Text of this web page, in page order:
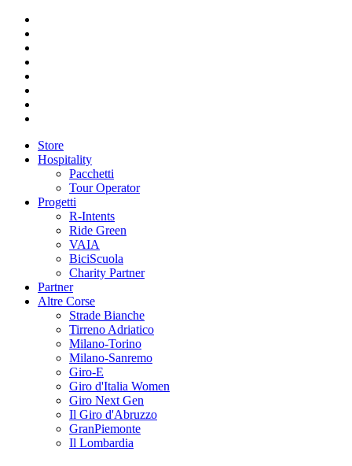
Store
Hospitality
Pacchetti
Tour Operator
Progetti
R-Intents
Ride Green
VAIA
BiciScuola
Charity Partner
Partner
Altre Corse
Strade Bianche
Tirreno Adriatico
Milano-Torino
Milano-Sanremo
Giro-E
Giro d'Italia Women
Giro Next Gen
Il Giro d'Abruzzo
GranPiemonte
Il Lombardia